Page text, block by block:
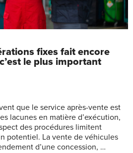
fixes fait encore
le plus important
que le service après-vente est
lacunes en matière d’exécution,
des procédures limitent
potentiel. La vente de véhicules
d’une concession, …